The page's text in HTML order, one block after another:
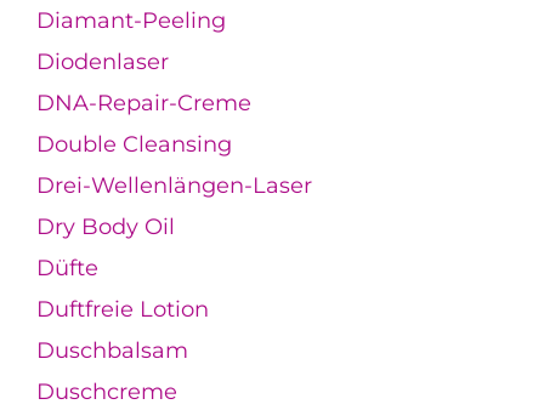
Diamant-Peeling
Diodenlaser
DNA-Repair-Creme
Double Cleansing
Drei-Wellenlängen-Laser
Dry Body Oil
Düfte
Duftfreie Lotion
Duschbalsam
Duschcreme